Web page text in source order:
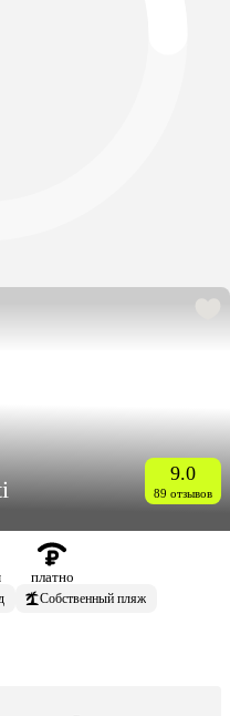
9.0
89 отзывов
платно
Собственный пляж